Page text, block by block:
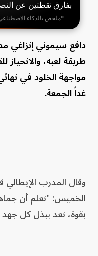
بفارق نقطتين عن
*ملخص بالذكاء
دافع سيموني إنزاغي
طريقة لعبه،
مواجهة الخلود في
غداً الجمعة.
وقال المدرب
الخميس: "نعلم أن
بقوة، نعد ببذل كل